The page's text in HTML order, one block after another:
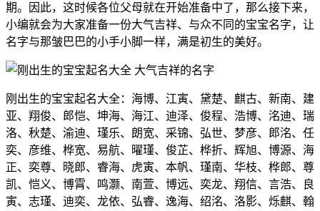
期。因此，这时候各位父母就在开始准备中了，那么接下来，
小编就会为大家准备一份大气吉祥、与众不同的宝宝名字，让
名字与那皱巴巴的小手小脚一样，满是初生的美好。
刚出生的宝宝起名大全：海博、江寅、黛楚、麒古、新南、建
亚、翔俊、郎恺、坤海、海江、迪泽、俊程、浩博、洺迪、瑞
洛、秋楚、渝迪、瑾乐、朗宽、采锦、弘世、梦彦、郎洺、任
奕、彦维、桦宽、易航、曜瑾、俊芷、桦折、辉旭、博源、海
正、奕尊、晓郎、睿海、虎寅、本帆、瑾南、华枝、桦郎、尊
凯、恺义、博霄、鸣灏、南萱、博远、奕龙、翔信、言浩、良
寅、志瑾、迪奕、龙依、弘睿、逸海、绍洺、洛影、烁麒、翰